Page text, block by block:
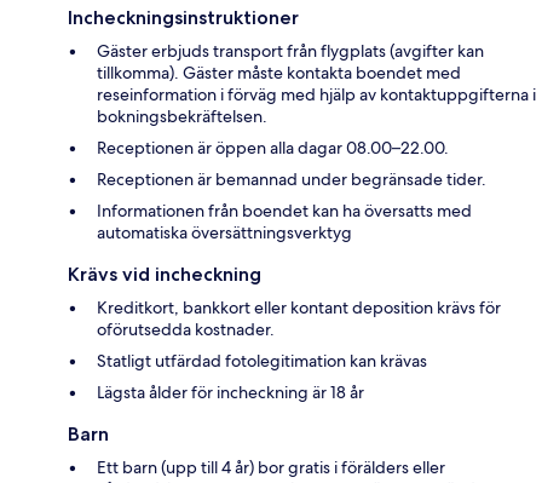
Incheckningsinstruktioner
Gäster erbjuds transport från flygplats (avgifter kan
tillkomma). Gäster måste kontakta boendet med
reseinformation i förväg med hjälp av kontaktuppgifterna i
bokningsbekräftelsen.
Receptionen är öppen alla dagar 08.00–22.00.
Receptionen är bemannad under begränsade tider.
Informationen från boendet kan ha översatts med
automatiska översättningsverktyg
Krävs vid incheckning
Kreditkort, bankkort eller kontant deposition krävs för
oförutsedda kostnader.
Statligt utfärdad fotolegitimation kan krävas
Lägsta ålder för incheckning är 18 år
Barn
Ett barn (upp till 4 år) bor gratis i förälders eller